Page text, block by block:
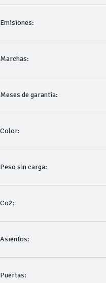
Emisiones:
Marchas:
Meses de garantía:
Color:
Peso sin carga:
Co2:
Asientos:
Puertas: